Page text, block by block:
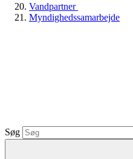
Vandpartner
Myndighedssamarbejde
Søg